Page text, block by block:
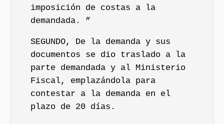
imposición de costas a la
demandada. ”
SEGUNDO, De la demanda y sus
documentos se dio traslado a la
parte demandada y al Ministerio
Fiscal, emplazándola para
contestar a la demanda en el
plazo de 20 días.